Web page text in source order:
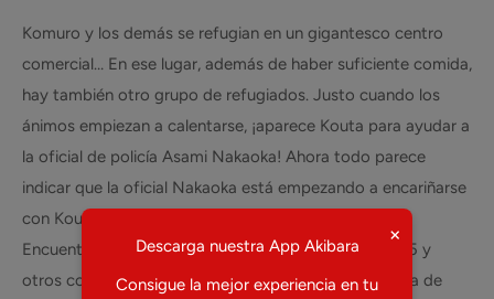
Komuro y los demás se refugian en un gigantesco centro
comercial… En ese lugar, además de haber suficiente comida,
hay también otro grupo de refugiados. Justo cuando los
ánimos empiezan a calentarse, ¡aparece Kouta para ayudar a
la oficial de policía Asami Nakaoka! Ahora todo parece
indicar que la oficial Nakaoka está empezando a encariñarse
con Kouta. Edición a todo color.
Encuentra HIGH SCHOOL OF THE DEAD COLOR N.5 y
otros coleccionables de la marca PANINI en tu tienda de
×
Descarga nuestra App Akibara
Consigue la mejor experiencia en tu